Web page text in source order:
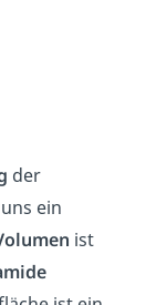
der
ein
ist